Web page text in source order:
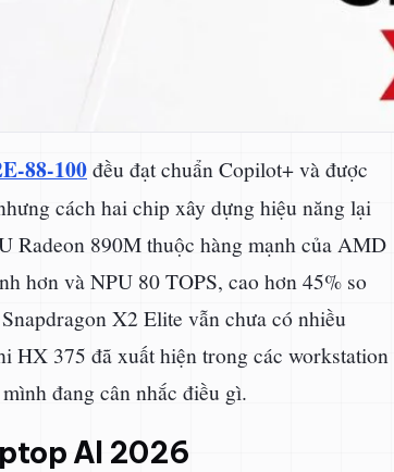
88-100đều đạt chuẩn Copilot+ và được
cách hai chip xây dựng hiệu năng lại
Radeon 890M thuộc hàng mạnh của AMD
hơn và NPU 80 TOPS, cao hơn 45% so
X2 Elite vẫn chưa có nhiều
HX 375 đã xuất hiện trong các workstation
đang cân nhắc điều gì.
AI 2026